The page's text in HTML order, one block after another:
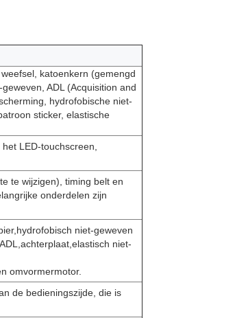
katoenkern (gemengd
ADL (Acquisition and
hydrofobische niet-
sticker, elastische
LED-touchscreen,
te wijzigen), timing belt en
onderdelen zijn
niet-geweven
niet-
omvormermotor.
de bedieningszijde, die is